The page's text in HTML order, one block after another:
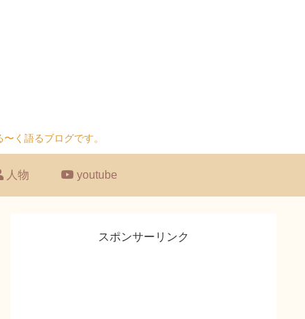
く語るブログです。
人物 youtube
スポンサーリンク